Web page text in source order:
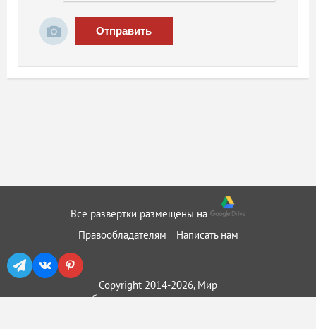
Отправить
Все развертки размещены на
Правообладателям
Написать нам
Copyright 2014-2026, Мир
бумажного моделирования ::